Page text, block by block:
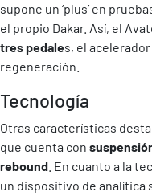
supone un ‘plus’ en
el propio Dakar. Así, el
tres pedales, el
regeneración.
Tecnología
Otras características
que cuenta con
rebound . En cuanto a la
un dispositivo de analítica